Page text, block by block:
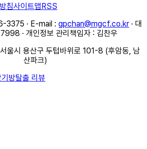
침사이트맵RSS
3375 · E-mail : gpchan@mgcf.co.kr · 대
· 개인정보 관리책임자 : 김찬우
울시 용산구 두텁바위로 101-8 (후암동, 남
산파크)
방탈출 리뷰